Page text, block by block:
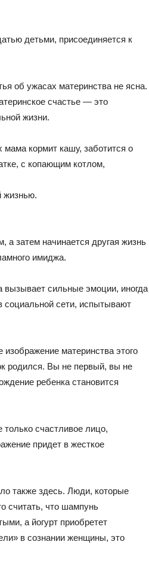
детьми, присоединяется к
об ужасах материнства не ясна.
счастье — это
жизни.
мама кормит кашу, заботится о
с копающим котлом,
жизнью.
затем начинается другая жизнь
имиджа.
вызывает сильные эмоции, иногда
социальной сети, испытывают
материнства этого
родился. Вы не первый, вы не
ребенка становится
только счастливое лицо,
придет в жесткое
также здесь. Люди, которые
считать, что шампунь
а йогурт приобретет
в сознании женщины, это